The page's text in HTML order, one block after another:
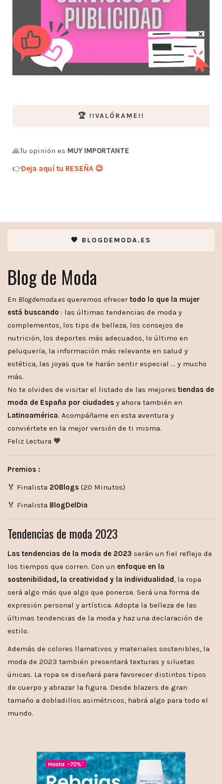
🏆 !!VALÓRAME!!
🙏Tu opinión es MUY IMPORTANTE
👉Deja aquí tu RESEÑA 😉
🧡 BLOGDEMODA.ES
Blog de Moda
En Blogdemoda.es queremos ofrecer todo lo que la mujer
está buscando : las últimas tendencias de moda y
complementos, los tips de belleza, los consejos de
nutrición, los deportes más adecuados, lo último en
peluquería, la información más relevante en salud y
estética, las joyas que te harán sentir especial … y mucho
más.
No te olvides de visitar el listado de las mejores tiendas de
moda de España por ciudades y ahora también en
Latinoamérica. Acompáñame en esta aventura y
conviértete en la mejor versión de ti misma.
Feliz Lectura 🧡
Premios :
🏅 Finalista 20Blogs (20 Minutos)
🏅 Finalista BlogDelDia
Tendencias de moda 2023
Las tendencias de la moda de 2023 serán un fiel reflejo de
los tiempos que corren. Con un enfoque en la
sostenibilidad, la creatividad y la individualidad, la ropa
será algo más que algo que ponerse. Será una forma de
expresión personal y artística. Adopta la belleza de las
últimas tendencias de la moda y haz una declaración de
estilo.
Además de colores llamativos y materiales sostenibles, la
moda de 2023 también presentará texturas y siluetas
únicas. La ropa se diseñará para favorecer distintos tipos
de cuerpo y abrazar la figura. Desde blazers de gran
tamaño a dobladillos asimétricos, habrá algo para todo el
mundo.